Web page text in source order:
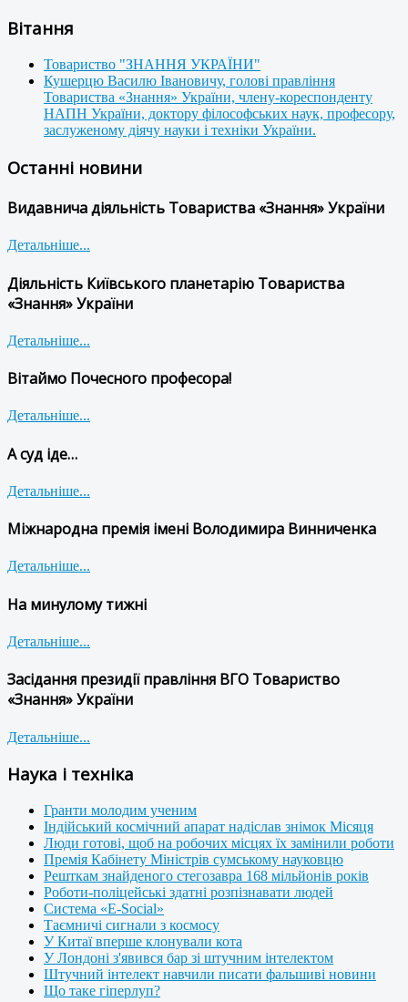
Вітання
Товариство "ЗНАННЯ УКРАЇНИ"
Кушерцю Василю Івановичу, голові правління
Товариства «Знання» України, члену-кореспонденту
НАПН України, доктору філософських наук, професору,
заслуженому діячу науки і техніки України.
Останні новини
Видавнича діяльність Товариства «Знання» України
Детальніше...
Діяльність Київського планетарію Товариства
«Знання» України
Детальніше...
Вітаймо Почесного професора!
Детальніше...
А суд іде…
Детальніше...
Міжнародна премія імені Володимира Винниченка
Детальніше...
На минулому тижні
Детальніше...
Засідання президії правління ВГО Товариство
«Знання» України
Детальніше...
Наука і техніка
Гранти молодим ученим
Індійський космічний апарат надіслав знімок Місяця
Люди готові, щоб на робочих місцях їх замінили роботи
Премія Кабінету Міністрів сумському науковцю
Решткам знайденого стегозавра 168 мільйонів років
Роботи-поліцейські здатні розпізнавати людей
Система «E-Social»
Таємничі сигнали з космосу
У Китаї вперше клонували кота
У Лондоні з'явився бар зі штучним інтелектом
Штучний інтелект навчили писати фальшиві новини
Що таке гіперлуп?